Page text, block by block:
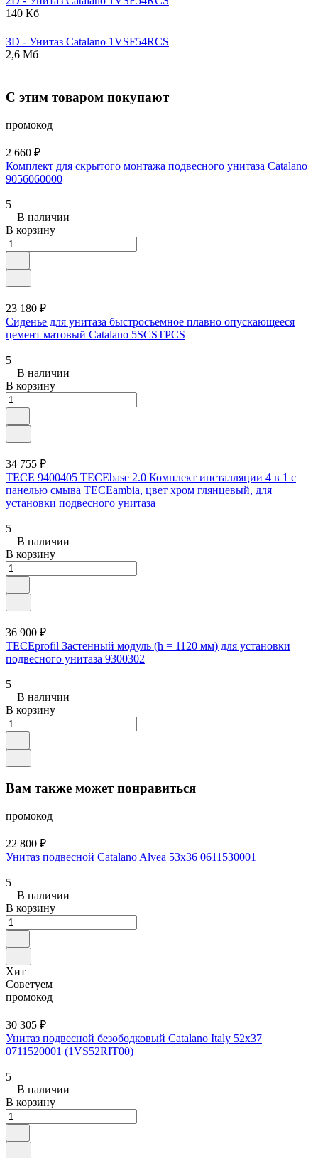
140 Кб
3D - Унитаз Catalano 1VSF54RCS
2,6 Мб
С этим товаром покупают
промокод
2 660 ₽
Комплект для скрытого монтажа подвесного унитаза Catalano
9056060000
5
В наличии
В корзину
23 180 ₽
Сиденье для унитаза быстросъемное плавно опускающееся
цемент матовый Catalano 5SCSTPCS
5
В наличии
В корзину
34 755 ₽
TECE 9400405 TECEbase 2.0 Комплект инсталляции 4 в 1 с
панелью смыва ТЕСЕambia, цвет хром глянцевый, для
установки подвесного унитаза
5
В наличии
В корзину
36 900 ₽
TECEprofil Застенный модуль (h = 1120 мм) для установки
подвесного унитаза 9300302
5
В наличии
В корзину
Вам также может понравиться
промокод
22 800 ₽
Унитаз подвесной Catalano Alvea 53x36 0611530001
5
В наличии
В корзину
Хит
Советуем
промокод
30 305 ₽
Унитаз подвесной безободковый Catalano Italy 52x37
0711520001 (1VS52RIT00)
5
В наличии
В корзину